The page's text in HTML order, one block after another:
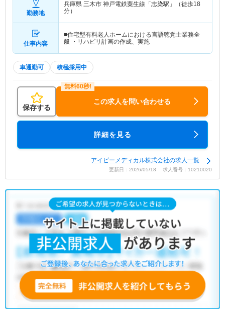
勤務地
兵庫県 三木市 神戸電鉄粟生線「志染駅」（徒歩18
分）
仕事内容
■住宅型有料老人ホームにおける言語聴覚士業務全
般 ・リハビリ計画の作成、実施
車通勤可 積極採用中
保存する
この求人を問い合わせる
詳細を見る
アイビーメディカル株式会社の求人一覧
更新日：2026/05/18 求人番号：10210020